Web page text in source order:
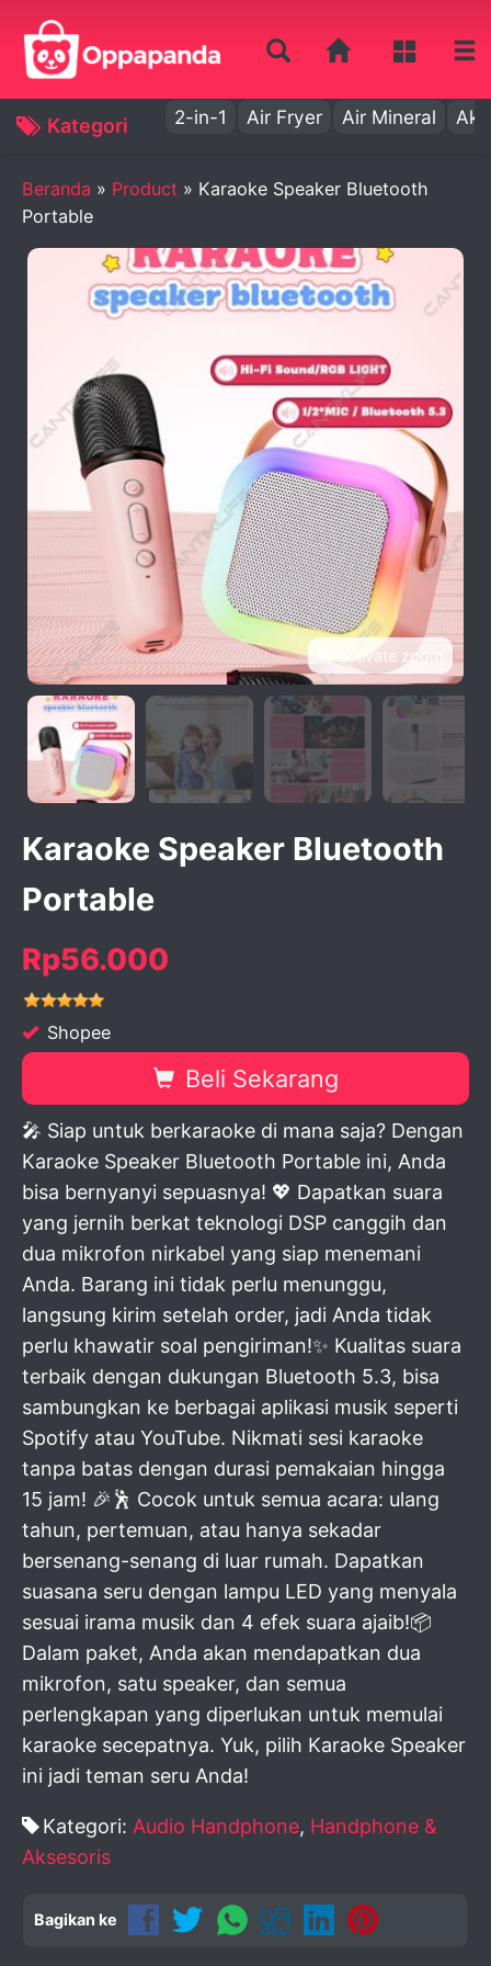
Kategori 2-in-1 Air Fryer Air Mineral Aki
Beranda » Product » Karaoke Speaker Bluetooth
Portable
activate zoom
Karaoke Speaker Bluetooth
Portable
Rp56.000
Shopee
Beli Sekarang
🎤 Siap untuk berkaraoke di mana saja? Dengan
Karaoke Speaker Bluetooth Portable ini, Anda
bisa bernyanyi sepuasnya! 💖 Dapatkan suara
yang jernih berkat teknologi DSP canggih dan
dua mikrofon nirkabel yang siap menemani
Anda. Barang ini tidak perlu menunggu,
langsung kirim setelah order, jadi Anda tidak
perlu khawatir soal pengiriman!✨ Kualitas suara
terbaik dengan dukungan Bluetooth 5.3, bisa
sambungkan ke berbagai aplikasi musik seperti
Spotify atau YouTube. Nikmati sesi karaoke
tanpa batas dengan durasi pemakaian hingga
15 jam! 🎉🕺 Cocok untuk semua acara: ulang
tahun, pertemuan, atau hanya sekadar
bersenang-senang di luar rumah. Dapatkan
suasana seru dengan lampu LED yang menyala
sesuai irama musik dan 4 efek suara ajaib!📦
Dalam paket, Anda akan mendapatkan dua
mikrofon, satu speaker, dan semua
perlengkapan yang diperlukan untuk memulai
karaoke secepatnya. Yuk, pilih Karaoke Speaker
ini jadi teman seru Anda!
Kategori: Audio Handphone, Handphone &
Aksesoris
Bagikan ke